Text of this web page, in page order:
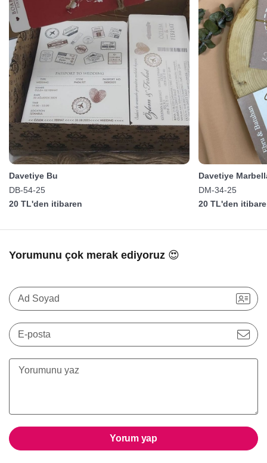
Davetiye Bu
DB-54-25
20 TL'den itibaren
Davetiye
DM-34-25
20 TL'den
Yorumunu çok merak ediyoruz 😍
Ad Soyad
E-posta
Yorum yap